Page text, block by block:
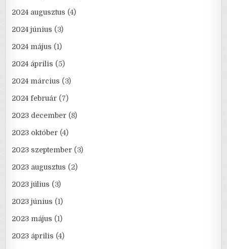
2024 augusztus (4)
2024 június (3)
2024 május (1)
2024 április (5)
2024 március (3)
2024 február (7)
2023 december (8)
2023 október (4)
2023 szeptember (3)
2023 augusztus (2)
2023 július (3)
2023 június (1)
2023 május (1)
2023 április (4)